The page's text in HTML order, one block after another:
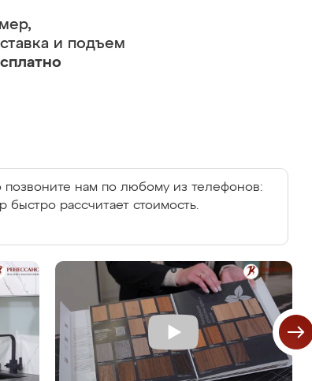
и подъем
нам по любому из телефонов:
рассчитает стоимость.